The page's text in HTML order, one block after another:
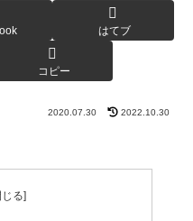
はてブ
コピー
2020.07.30 2022.10.30